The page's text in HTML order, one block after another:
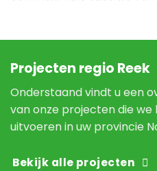
Projecten regio Reek
Onderstaand vindt u een
van onze projecten die
uitvoeren in uw provincie
Bekijk alle projecten